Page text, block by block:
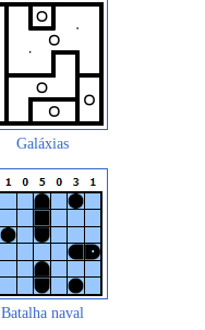
Galáxias
Batalha naval